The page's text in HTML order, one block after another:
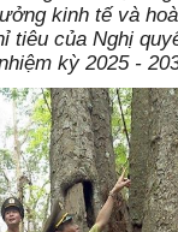
kinh tế và
tiêu của Nghị
kỳ 2025 -